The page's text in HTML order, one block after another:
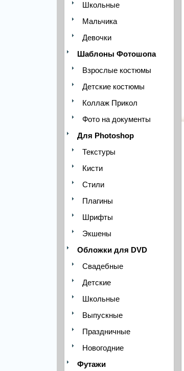
Школьные
Мальчика
Девочки
Шаблоны Фотошопа
Взрослые костюмы
Детские костюмы
Коллаж Прикол
Фото на документы
Для Photoshop
Текстуры
Кисти
Стили
Плагины
Шрифты
Экшены
Обложки для DVD
Свадебные
Детские
Школьные
Выпускные
Праздничные
Новогодние
Футажи